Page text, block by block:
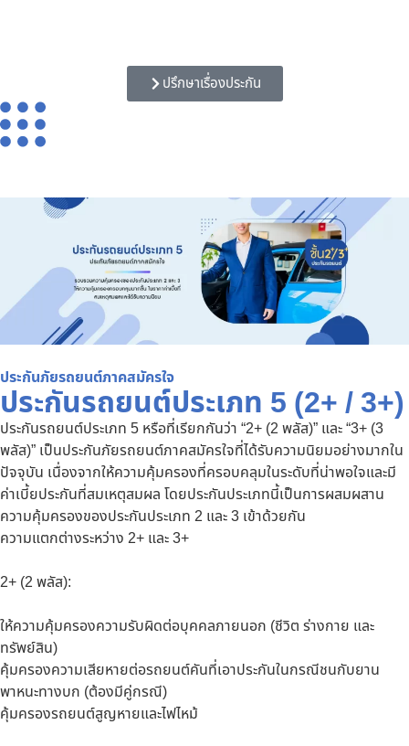
ปรึกษาเรื่องประกัน
ประกันภัยรถยนต์ภาคสมัครใจ
ประกันรถยนต์ประเภท 5 (2+ / 3+)
ประกันรถยนต์ประเภท 5 หรือที่เรียกกันว่า “2+ (2 พลัส)” และ “3+ (3
พลัส)” เป็นประกันภัยรถยนต์ภาคสมัครใจที่ได้รับความนิยมอย่างมากใน
ปัจจุบัน เนื่องจากให้ความคุ้มครองที่ครอบคลุมในระดับที่น่าพอใจและมี
ค่าเบี้ยประกันที่สมเหตุสมผล โดยประกันประเภทนี้เป็นการผสมผสาน
ความคุ้มครองของประกันประเภท 2 และ 3 เข้าด้วยกัน
ความแตกต่างระหว่าง 2+ และ 3+
2+ (2 พลัส):
ให้ความคุ้มครองความรับผิดต่อบุคคลภายนอก (ชีวิต ร่างกาย และ
ทรัพย์สิน)
คุ้มครองความเสียหายต่อรถยนต์คันที่เอาประกันในกรณีชนกับยาน
พาหนะทางบก (ต้องมีคู่กรณี)
คุ้มครองรถยนต์สูญหายและไฟไหม้